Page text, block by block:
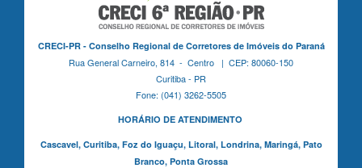
CRECI-PR - Conselho Regional de Corretores de Imóveis do Paraná
Rua General Carneiro, 814 - Centro | CEP: 80060-150
Curitiba - PR
Fone: (041) 3262-5505
HORÁRIO DE ATENDIMENTO
Cascavel, Curitiba,Foz do Iguaçu, Litoral, Londrina, Maringá, Pato
Branco, Ponta Grossa